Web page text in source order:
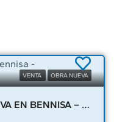
VENTA OBRA NUEVA
VILLA DE LUJO DE OBRA NUEVA EN BENNISA – 04089